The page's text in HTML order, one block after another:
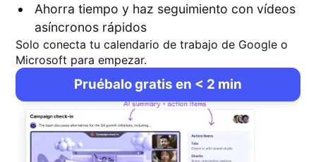
Ahorra tiempo y haz seguimiento con vídeos
asíncronos rápidos
Solo conecta tu calendario de trabajo de Google o
Microsoft para empezar.
Pruébalo gratis en < 2 min